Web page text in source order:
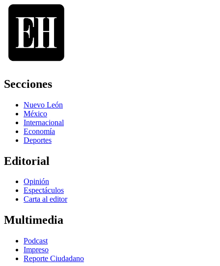
Secciones
Nuevo León
México
Internacional
Economía
Deportes
Editorial
Opinión
Espectáculos
Carta al editor
Multimedia
Podcast
Impreso
Reporte Ciudadano